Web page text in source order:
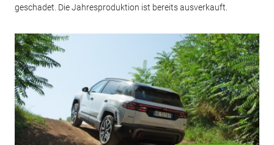
geschadet. Die Jahresproduktion ist bereits ausverkauft.